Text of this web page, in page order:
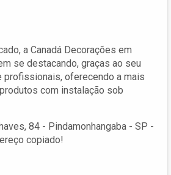
a Canadá Decorações em
se destacando, graças ao seu
profissionais, oferecendo a mais
com instalação sob
84 - Pindamonhangaba - SP -
copiado!